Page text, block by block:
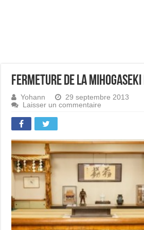
Fermeture de la Mihogaseki
Yohann
29 septembre 2013
Laisser un commentaire